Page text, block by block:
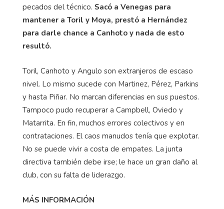
pecados del técnico. Sacó a Venegas para
mantener a Toril y Moya, prestó a Hernández
para darle chance a Canhoto y nada de esto
resultó.
Toril, Canhoto y Angulo son extranjeros de escaso
nivel. Lo mismo sucede con Martinez, Pérez, Parkins
y hasta Piñar. No marcan diferencias en sus puestos.
Tampoco pudo recuperar a Campbell, Oviedo y
Matarrita. En fin, muchos errores colectivos y en
contrataciones. El caos manudos tenía que explotar.
No se puede vivir a costa de empates. La junta
directiva también debe irse; le hace un gran daño al
club, con su falta de liderazgo.
MÁS INFORMACIÓN